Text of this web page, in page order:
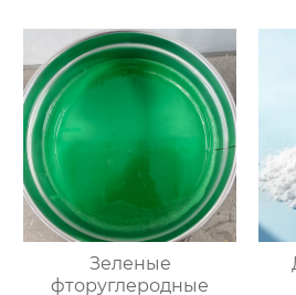
Зеленые
фторуглеродные